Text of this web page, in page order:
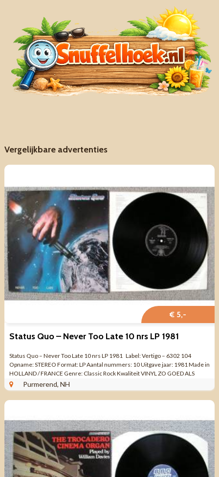
Vergelijkbare advertenties
€ 5,-
Status Quo – Never Too Late 10 nrs LP 1981
Status Quo – Never Too Late 10 nrs LP 1981 Label: Vertigo – 6302 104
Opname: STEREO Format: LP Aantal nummers: 10 Uitgave jaar: 1981 Made in
HOLLAND / FRANCE Genre: Classic Rock Kwaliteit VINYL ZO GOED ALS
NIEUW ...Purmerend, NH